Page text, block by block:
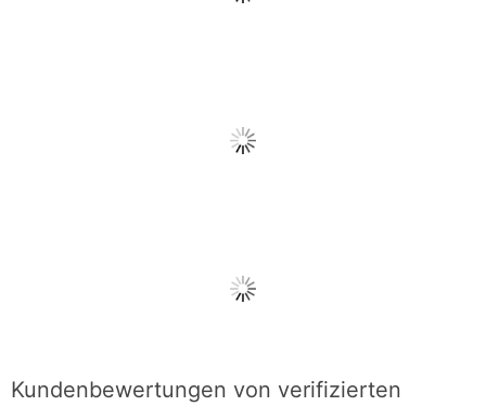
Kundenbewertungen von verifizierten